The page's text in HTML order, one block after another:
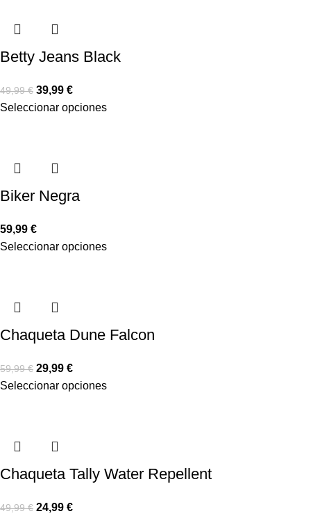
Betty Jeans Black
49,99€ 39,99 €
Seleccionar opciones
Biker Negra
59,99 €
Seleccionar opciones
Chaqueta Dune Falcon
59,99€ 29,99 €
Seleccionar opciones
Chaqueta Tally Water Repellent
49,99€ 24,99 €